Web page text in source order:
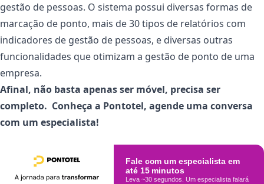
gestão de pessoas. O sistema possui diversas formas de
marcação de ponto, mais de 30 tipos de relatórios com
indicadores de gestão de pessoas, e diversas outras
funcionalidades que otimizam a gestão de ponto de uma
empresa.
Afinal, não basta apenas ser móvel, precisa ser
completo. Conheça a Pontotel, agende uma conversa
com um especialista!
Fale com um especialista em
até 15 minutos
Leva ~30 segundos. Um especialista falará